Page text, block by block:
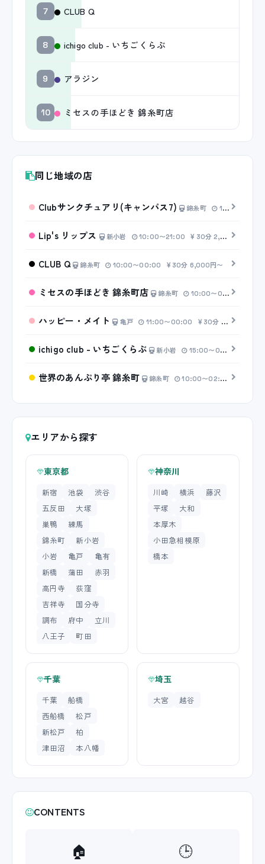
7 CLUB Q
8 ichigo club - いちごくらぶ
9 アラジン
10 ミセスの手ほどき 錦糸町店
同じ地域の店
Clubサンクチュアリ(キャンパス7) 錦糸町 11:00〜17:00
Lip's リップス 新小岩 10:00〜21:00 30分 2,000円〜
CLUB Q 錦糸町 10:00〜00:00 30分 6,000円〜
ミセスの手ほどき 錦糸町店 錦糸町 10:00〜00:00
ハッピー・メイト 亀戸 11:00〜00:00 30分 4,500円〜
ichigo club - いちごくらぶ 新小岩 15:00〜00:00
世界のあんぷり亭 錦糸町 錦糸町 10:00〜02:00
エリアから探す
東京都
新宿 池袋
渋谷
五反田
大塚
巣鴨
練馬
錦糸町
新小岩
小岩
亀戸
亀有
新橋
蒲田
赤羽
高円寺
荻窪
吉祥寺
国分寺
調布
府中
立川
八王子
町田
神奈川
川崎 横浜
藤沢
平塚
大和
本厚木
小田急相模原
橋本
千葉
千葉
船橋
西船橋
松戸
新松戸
柏
津田沼
本八幡
埼玉
大宮 越谷
CONTENTS
🏠 🕒